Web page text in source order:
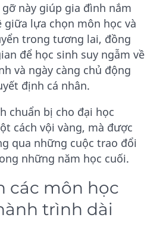
này giúp gia đình nắm
lựa chọn môn học và
trong tương lai, đồng
để học sinh suy ngẫm về
và ngày càng chủ động
định cá nhân.
chuẩn bị cho đại học
cách vội vàng, mà được
qua những cuộc trao đổi
những năm học cuối.
các môn học
trình dài